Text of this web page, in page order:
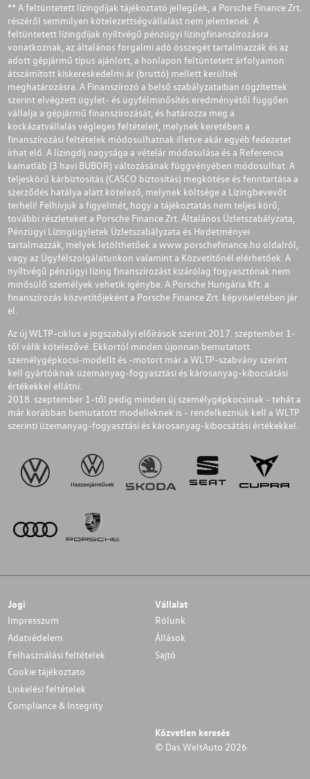
** A feltüntetett lízingdíjak tájékoztató jellegűek, a Porsche Finance Zrt.
részéről semmilyen kötelezettségvállalást nem jelentenek. A
feltüntetett lízingdíjak nyíltvégű pénzügyi lízingfinanszírozásra
vonatkoznak, az általános forgalmi adó összegét tartalmazzák és az
adott gépjármű típus ajánlott, a honlapon feltüntetett árfolyamon
átszámított kiskereskedelmi ár (bruttó) mellett kerültek
meghatározásra. A Finanszírozó a belső szabályzataiban rögzítettek
szerint elvégzett ügylet- és ügyfélminősítés eredményétől függően
vállalja a gépjármű finanszírozását, és határozza meg a
kockázatvállalás végleges feltételeit, melynek keretében a
finanszírozási feltételek módosulhatnak illetve akár egyéb fedezetet
írhat elő. A lízingdíj nagysága a vételár módosulása és a Referencia
kamatláb (3 havi BUBOR) változásának függvényében módosulhat. A
teljeskörű kárbiztosítás (CASCO biztosítás) megkötése és fenntartása a
szerződés hatálya alatt kötelező, melynek költsége a Lízingbevevőt
terheli! Felhívjuk a figyelmét, hogy a tájékoztatás nem teljes körű,
további részleteket a Porsche Finance Zrt. Általános Üzletszabályzata,
Pénzügyi Lízingügyletek Üzletszabályzata és Hirdetményei
tartalmazzák, melyek letölthetőek a www.porschefinance.hu oldalról,
vagy az Ügyfélszolgálatunkon valamint a Közvetítőnél elérhetőek. A
nyíltvégű pénzügyi lízing finanszírozást kizárólag fogyasztónak nem
minősülő személyek vehetik igénybe. A Porsche Hungária Kft. a
finanszírozás közvetítőjeként a Porsche Finance Zrt. képviseletében jár
el.
Az új WLTP-ciklus a jogszabályi előírások szerint 2017. szeptember 1-
től válik kötelezővé. Ekkortól minden újonnan bemutatott
személygépkocsi-modellt és -motort már a WLTP-szabvány szerint
kell gyártóiknak üzemanyag-fogyasztási és károsanyag-kibocsátási
értékekkel ellátni.
2018. szeptember 1-től pedig minden új személygépkocsinak - tehát a
már korábban bemutatott modelleknek is - rendelkezniük kell a WLTP
szerinti üzemanyag-fogyasztási és károsanyag-kibocsátási értékekkel.
Jogi
Impresszum
Adatvédelem
Felhasználási feltételek
Cookie tájékoztato
Linkelési feltételek
Compliance & Integrity
Vállalat
Rólunk
Állások
Sajtó
Közvetlen keresés
© Das WeltAuto 2026